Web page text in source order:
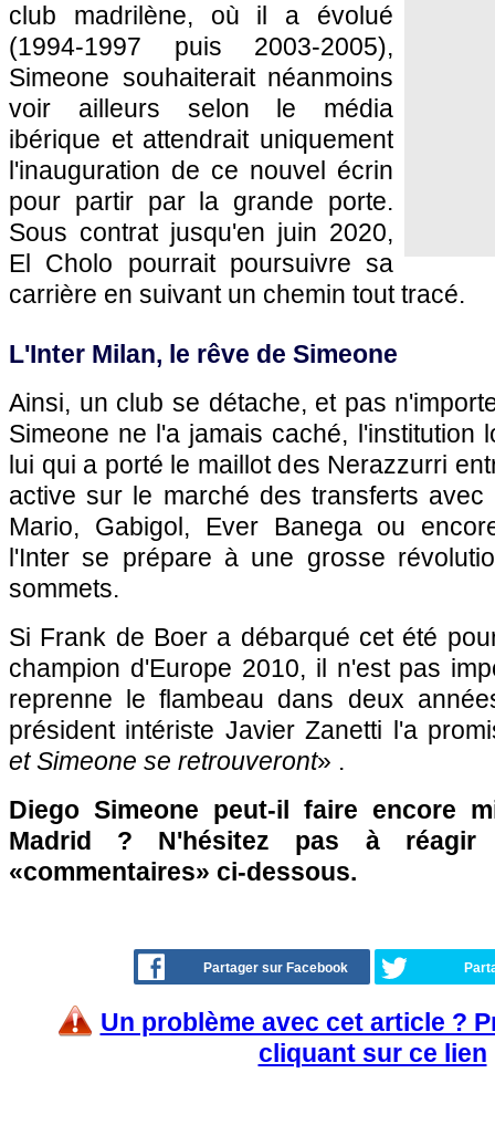
club madrilène, où il a évolué
(1994-1997 puis 2003-2005),
Simeone souhaiterait néanmoins
voir ailleurs selon le média
ibérique et attendrait uniquement
l'inauguration de ce nouvel écrin
pour partir par la grande porte.
Sous contrat jusqu'en juin 2020,
El Cholo pourrait poursuivre sa
carrière en suivant un chemin tout tracé.
L'Inter Milan, le rêve de Simeone
Ainsi, un club se détache, et pas
Simeone ne l'a jamais caché, l'institution
lui qui a porté le maillot des Nerazzurri
active sur le marché des transferts
Mario, Gabigol, Ever Banega ou
l'Inter se prépare à une grosse
sommets.
Si Frank de Boer a débarqué cet été
champion d'Europe 2010, il n'est pas
reprenne le flambeau dans deux
président intériste Javier Zanetti l'a
et Simeone se retrouveront» .
Diego Simeone peut-il faire encore
Madrid ? N'hésitez pas à réagir
«commentaires» ci-dessous.
Partager sur Facebook
Un problème avec cet article ?
cliquant sur ce lien